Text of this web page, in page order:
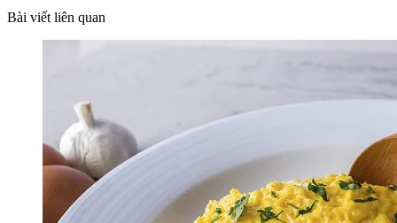
Bài viết liên quan